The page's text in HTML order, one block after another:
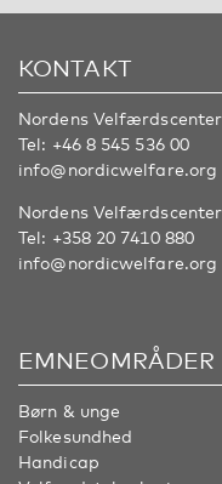
KONTAKT
Nordens
Tel: +46 8 545 536 00
info@nordicwelfare.org
Nordens
Tel: +358 20 7410 880
info@nordicwelfare.org
EMNEOMRÅDER
Børn & unge
Folkesundhed
Handicap